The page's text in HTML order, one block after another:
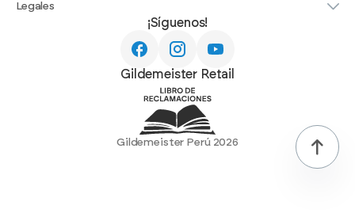
Legales
¡Síguenos!
Gildemeister Retail
Gildemeister Perú 2026